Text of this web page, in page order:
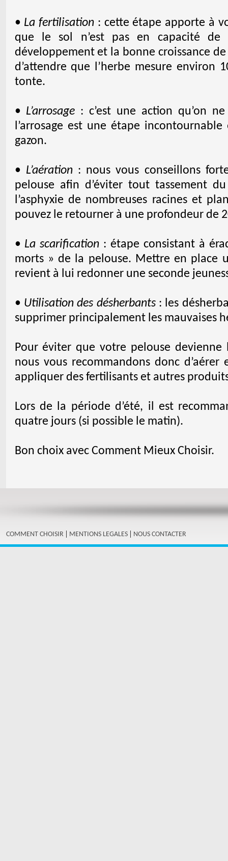
• La fertilisation : cette étape apporte à
que le sol n’est pas en capacité de
développement et la bonne croissance
d’attendre que l’herbe mesure environ
tonte.
• L’arrosage : c’est une action qu’on
l’arrosage est une étape
gazon.
• L’aération: nous vous conseillons
pelouse afin d’éviter tout tassement
l’asphyxie de nombreuses racines et
pouvez le retourner à une profondeur de
• La scarification : étape consistant à
morts » de la pelouse. Mettre en place
revient à lui redonner une seconde
• Utilisation des désherbants: les
supprimer principalement les mauvaises
Pour éviter que votre pelouse devienne
nous vous recommandons donc
appliquer des fertilisants et autres
Lors de la période d’été, il est
quatre jours (si possible le matin).
Bon choix avec Comment Mieux Choisir.
COMMENT CHOISIR | MENTIONS LEGALES | NOUS CONTACTER